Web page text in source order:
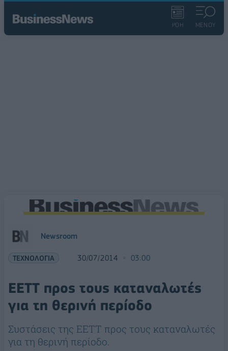
ΡΟΗ ΜΕΝΟΥ
Newsroom
ΤΕΧΝΟΛΟΓΙΑ 30/07/2014 03:00
ΕΕΤΤ προς τους καταναλωτές
για τη θερινή περίοδο
Συστάσεις της ΕΕΤΤ προς τους καταναλωτές
για τη θερινή περίοδο.